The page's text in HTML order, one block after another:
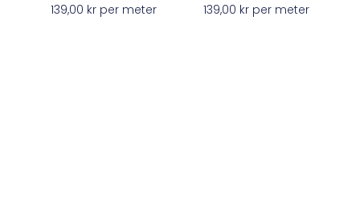
139,00 kr per meter 139,00 krper meter